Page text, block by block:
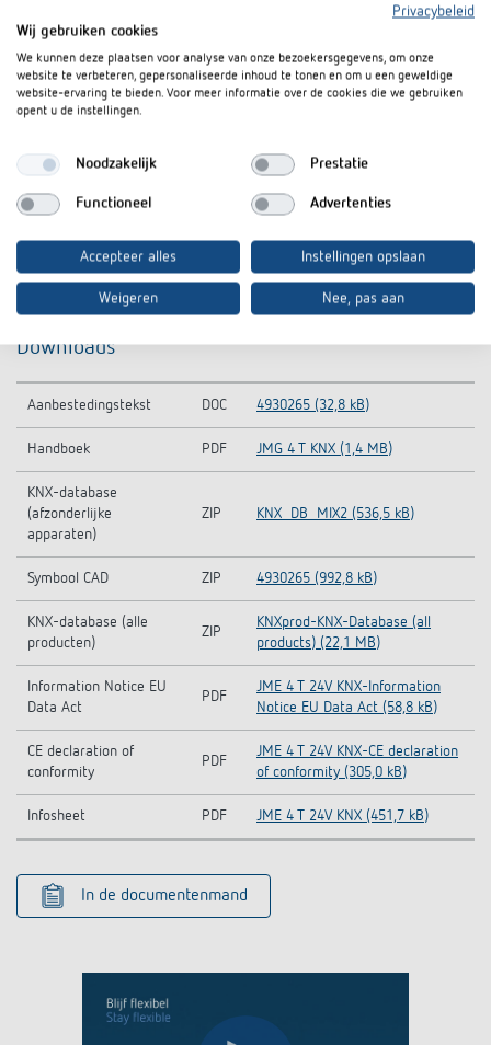
Downloads
Aanbestedingstekst DOC 4930265 (32,8 kB)
Handboek PDF JMG 4 T KNX (1,4 MB)
KNX-database
(afzonderlijke
apparaten)
ZIP KNX_DB_MIX2 (536,5 kB)
Symbool CAD ZIP 4930265 (992,8 kB)
KNX-database (alle
producten)
ZIP
KNXprod-KNX-Database (all
products) (22,1 MB)
Information Notice EU
Data Act
PDF
JME 4 T 24V KNX-Information
Notice EU Data Act (58,8 kB)
CE declaration of
conformity
PDF
JME 4 T 24V KNX-CE declaration
of conformity (305,0 kB)
Infosheet PDF JME 4 T 24V KNX (451,7 kB)
In de documentenmand
Privacybeleid
Wij gebruiken cookies
We kunnen deze plaatsen voor analyse van onze bezoekersgegevens, om onze
website te verbeteren, gepersonaliseerde inhoud te tonen en om u een geweldige
website-ervaring te bieden. Voor meer informatie over de cookies die we gebruiken
opent u de instellingen.
Noodzakelijk Prestatie
Functioneel Advertenties
Accepteer alles Instellingen opslaan
Weigeren Nee, pas aan